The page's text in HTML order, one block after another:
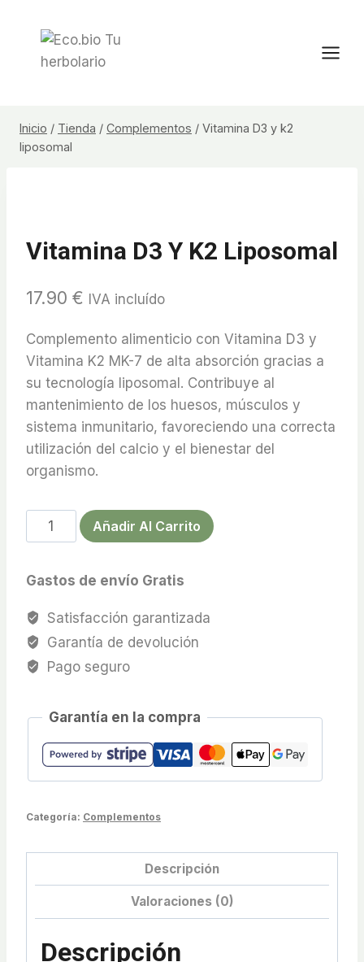
contenido
Inicio / Tienda / Complementos / Vitamina D3 y k2
liposomal
Vitamina D3 Y K2 Liposomal
17.90 € IVA incluído
Complemento alimenticio con Vitamina D3 y
Vitamina K2 MK-7 de alta absorción gracias a
su tecnología liposomal. Contribuye al
mantenimiento de los huesos, músculos y
sistema inmunitario, favoreciendo una correcta
utilización del calcio y el bienestar del
organismo.
Vitamina
D3
k2
liposomal
cantidad
Añadir Al Carrito
Gastos de envío Gratis
Satisfacción garantizada
Garantía de devolución
Pago seguro
Garantía en la compra
Categoría: Complementos
Descripción
Valoraciones (0)
Descripción